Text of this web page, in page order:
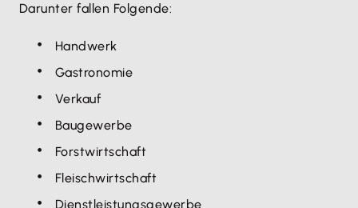
Darunter fallen Folgende:
Handwerk
Gastronomie
Verkauf
Baugewerbe
Forstwirtschaft
Fleischwirtschaft
Dienstleistungsgewerbe